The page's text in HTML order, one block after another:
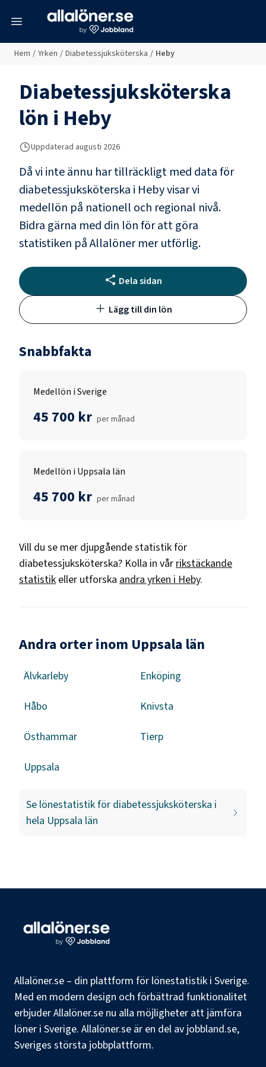
Hem / Yrken / Diabetessjuksköterska / Heby
Diabetessjuksköterska
lön i Heby
Uppdaterad augusti 2026
Då vi inte ännu har tillräckligt med data för
diabetessjuksköterska i Hebyvisar vi
medellön på nationell och regional nivå.
Bidra gärna med din lön för att göra
statistiken på Allalöner mer utförlig.
Dela sidan
Lägg till din lön
Snabbfakta
Medellön i Sverige
45 700 kr per månad
Medellön i Uppsala län
45 700 kr per månad
Vill du se mer djupgående statistik för
diabetessjuksköterska? Kolla in vår rikstäckande
statistik eller utforska andra yrken i Heby.
Andra orter inom Uppsala län
Älvkarleby Enköping
Håbo Knivsta
Östhammar Tierp
Uppsala
Se lönestatistik för diabetessjuksköterska i
hela Uppsala län
Allalöner.se – din plattform för lönestatistik i Sverige.
Med en modern design och förbättrad funktionalitet
erbjuder Allalöner.se nu alla möjligheter att jämföra
löner i Sverige. Allalöner.se är en del av jobbland.se,
Sveriges största jobbplattform.